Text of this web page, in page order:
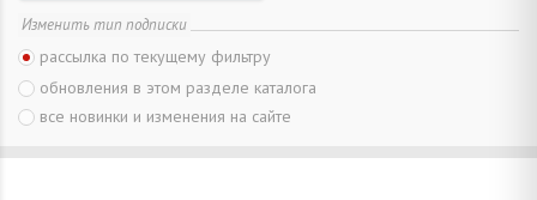
Изменить тип подписки
рассылка по текущему фильтру
обновления в этом разделе каталога
все новинки и изменения на сайте